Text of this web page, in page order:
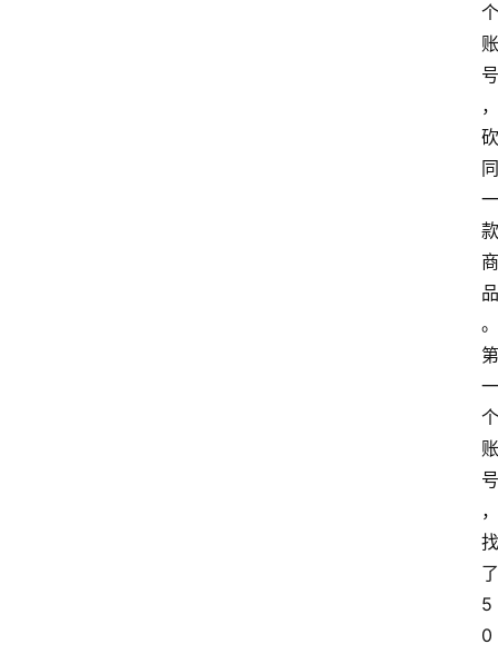
个
账
号
，
砍
同
一
款
商
品
。
第
一
个
账
号
，
找
了
5
0